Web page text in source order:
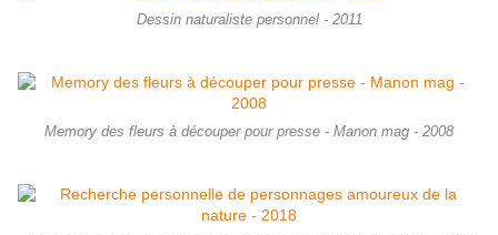
Dessin naturaliste personnel - 2011
Memory des fleurs à découper pour presse - Manon mag - 2008